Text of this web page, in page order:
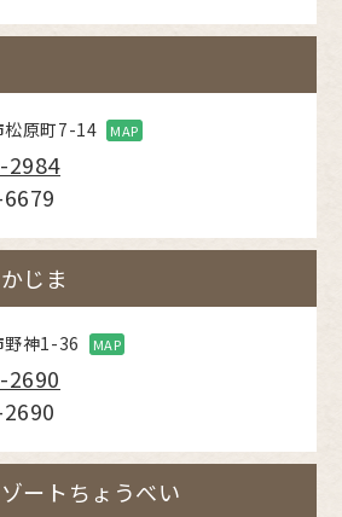
松原町7-14 MAP
2984
じま
神1-36 MAP
2690
ートちょうべい